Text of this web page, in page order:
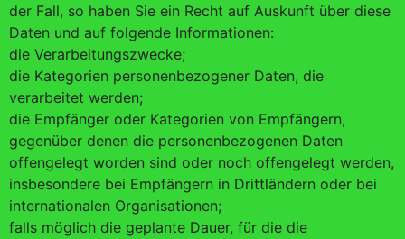
der Fall, so haben Sie ein Recht auf Auskunft über diese
Daten und auf folgende Informationen:
die Verarbeitungszwecke;
die Kategorien personenbezogener Daten, die
verarbeitet werden;
die Empfänger oder Kategorien von Empfängern,
gegenüber denen die personenbezogenen Daten
offengelegt worden sind oder noch offengelegt werden,
insbesondere bei Empfängern in Drittländern oder bei
internationalen Organisationen;
falls möglich die geplante Dauer, für die die